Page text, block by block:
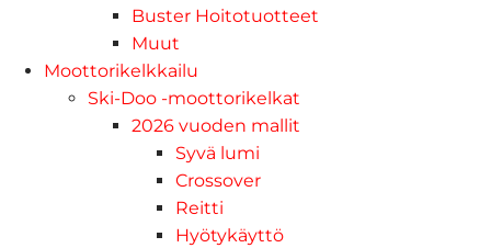
Buster Hoitotuotteet
Muut
Moottorikelkkailu
Ski-Doo -moottorikelkat
2026 vuoden mallit
Syvä lumi
Crossover
Reitti
Hyötykäyttö